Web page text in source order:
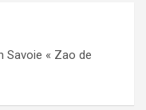
Savoie « Zao de